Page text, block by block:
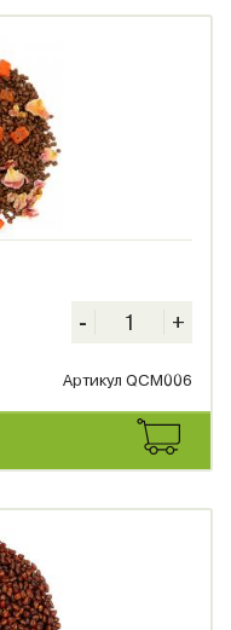
- +
Артикул QCM006